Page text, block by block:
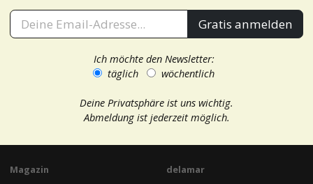
Gratis anmelden
Ich möchte den Newsletter:
täglich
wöchentlich
Deine Privatsphäre ist uns wichtig.
Abmeldung ist jederzeit möglich.
Magazin
delamar